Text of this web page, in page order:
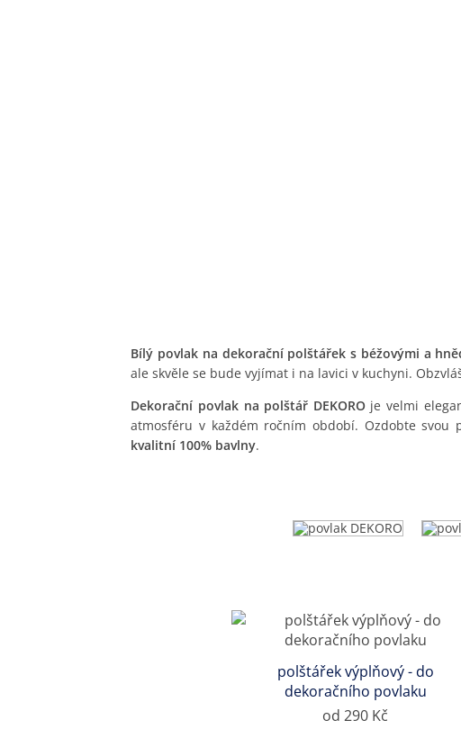
Bílý povlak na dekorační polštářek s béžovými a
ale skvěle se bude vyjímat i na lavici v kuchyni.
Dekorační povlak na polštář DEKOROje velmi
atmosféru v každém ročním období. Ozdobte svou
kvalitní 100% bavlny.
polštářek výplňový - do
dekoračního povlaku
od 290 Kč